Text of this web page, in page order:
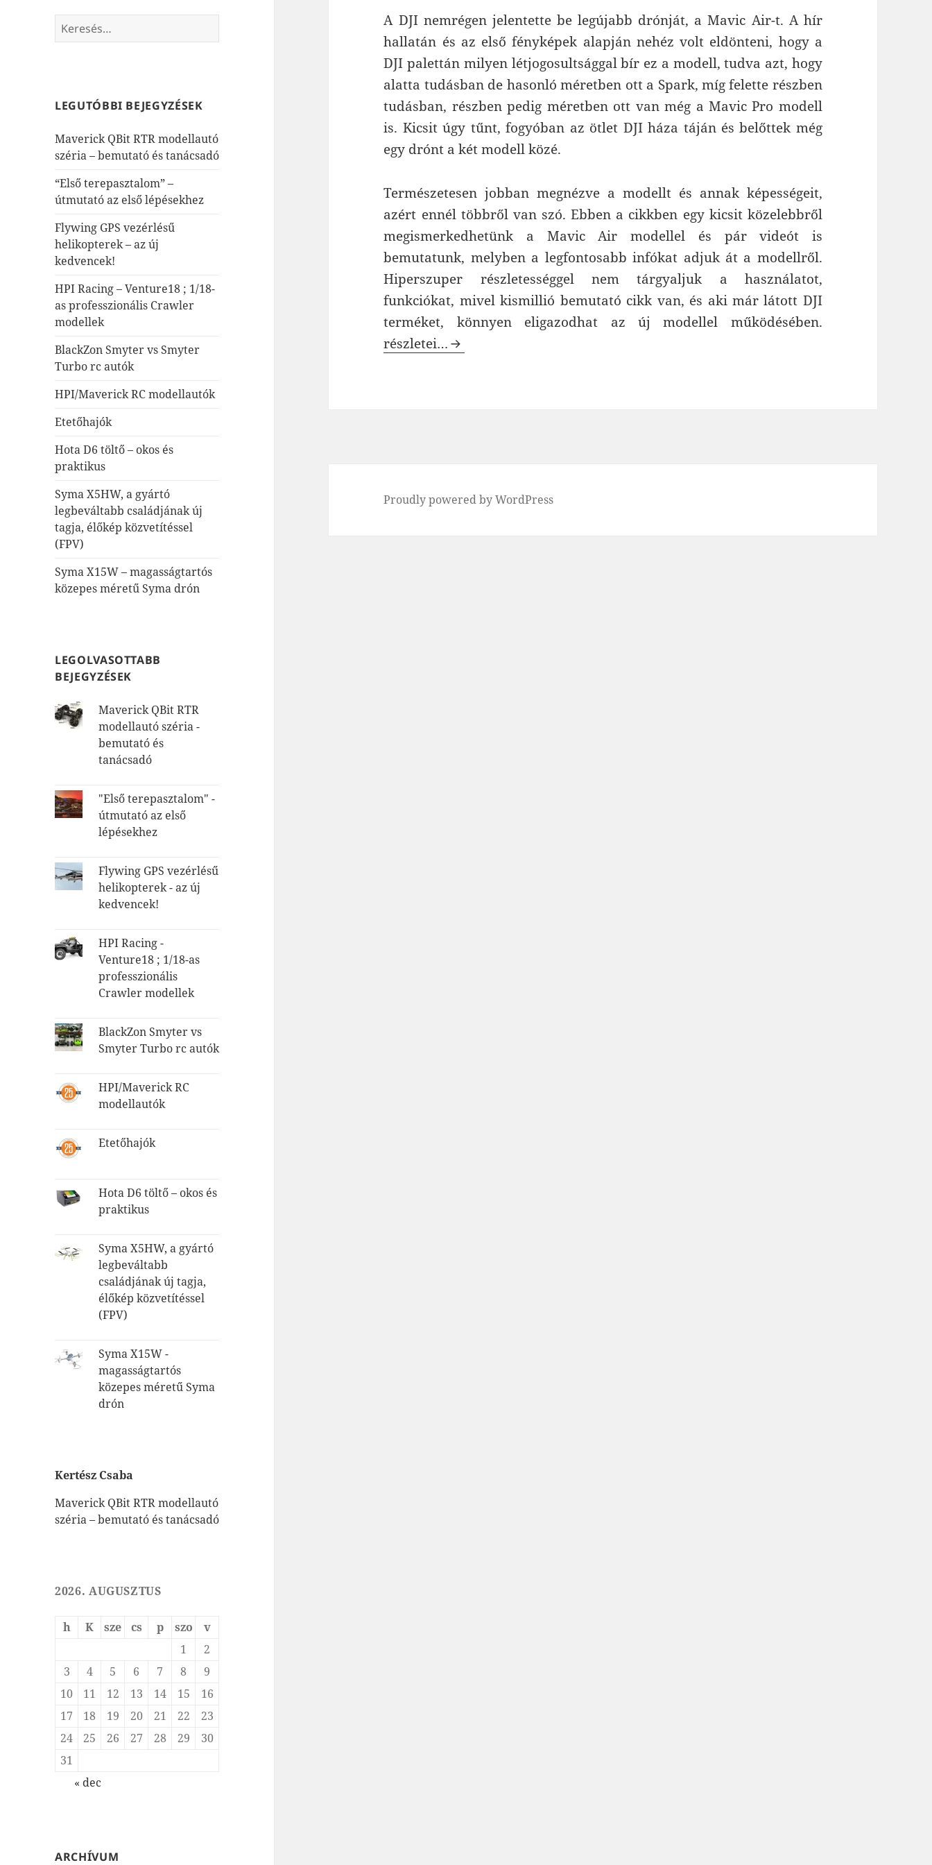
Keresés:
LEGUTÓBBI BEJEGYZÉSEK
Maverick QBit RTR modellautó
széria – bemutató és tanácsadó
“Első terepasztalom” –
útmutató az első lépésekhez
Flywing GPS vezérlésű
helikopterek – az új
kedvencek!
HPI Racing – Venture18 ; 1/18-
as professzionális Crawler
modellek
BlackZon Smyter vs Smyter
Turbo rc autók
HPI/Maverick RC modellautók
Etetőhajók
Hota D6 töltő – okos és
praktikus
Syma X5HW, a gyártó
legbeváltabb családjának új
tagja, élőkép közvetítéssel
(FPV)
Syma X15W – magasságtartós
közepes méretű Syma drón
LEGOLVASOTTABB
BEJEGYZÉSEK
Maverick QBit RTR
modellautó széria -
bemutató és
tanácsadó
"Első terepasztalom" -
útmutató az első
lépésekhez
Flywing GPS vezérlésű
helikopterek - az új
kedvencek!
HPI Racing -
Venture18 ; 1/18-as
professzionális
Crawler modellek
BlackZon Smyter vs
Smyter Turbo rc autók
HPI/Maverick RC
modellautók
Etetőhajók
Hota D6 töltő – okos és
praktikus
Syma X5HW, a gyártó
legbeváltabb
családjának új tagja,
élőkép közvetítéssel
(FPV)
Syma X15W -
magasságtartós
közepes méretű Syma
drón
Kertész Csaba
Maverick QBit RTR modellautó
széria – bemutató és tanácsadó
2026. AUGUSZTUS
h K sze cs p szo
v
1
2
3
4 5 6 7 8
9
10
11 12 13 14 15
16
17
18 19 20 21 22
23
24
25 26 27 28 29
30
31
« dec
ARCHÍVUM
A DJI nemrégen jelentette be legújabb drónját, a Mavic Air-t. A hír
hallatán és az első fényképek alapján nehéz volt eldönteni, hogy a
DJI palettán milyen létjogosultsággal bír ez a modell, tudva azt, hogy
alatta tudásban de hasonló méretben ott a Spark, míg felette részben
tudásban, részben pedig méretben ott van még a Mavic Pro modell
is. Kicsit úgy tűnt, fogyóban az ötlet DJI háza táján és belőttek még
egy drónt a két modell közé.
Természetesen jobban megnézve a modellt és annak képességeit,
azért ennél többről van szó. Ebben a cikkben egy kicsit közelebbről
megismerkedhetünk a Mavic Air modellel és pár videót is
bemutatunk, melyben a legfontosabb infókat adjuk át a modellről.
Hiperszuper részletességgel nem tárgyaljuk a használatot,
funkciókat, mivel kismillió bemutató cikk van, és aki már látott DJI
terméket, könnyen eligazodhat az új modellel működésében.
DJI Mavic Air drón
részletei…
Proudly powered by WordPress